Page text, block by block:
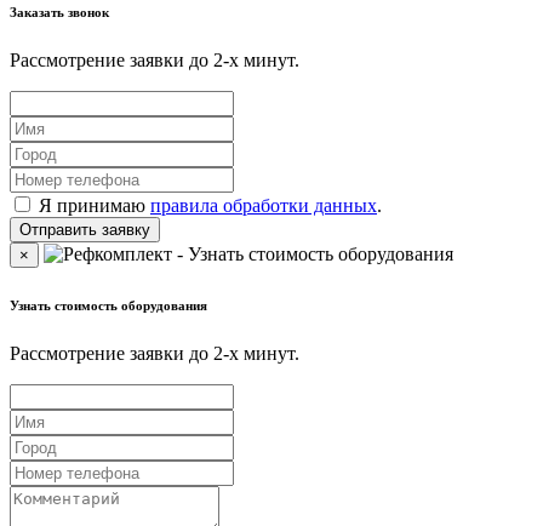
Заказать звонок
Рассмотрение заявки до 2-x минут.
Я принимаю правила обработки данных.
×
Узнать стоимость оборудования
Рассмотрение заявки до 2-x минут.